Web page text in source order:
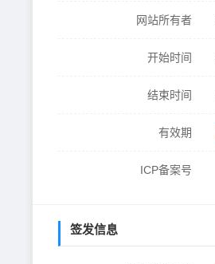
网站所有者
开始时间
结束时间
有效期
ICP备案号
签发信息